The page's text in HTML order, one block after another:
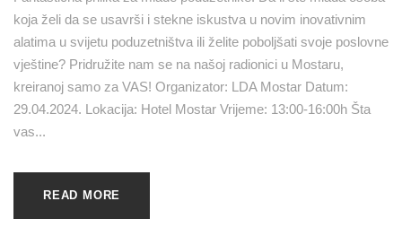
koja želi da se usavrši i stekne iskustva u novim inovativnim
alatima u svijetu poduzetništva ili želite poboljšati svoje poslovne
vještine? Pridružite nam se na našoj radionici u Mostaru,
kreiranoj samo za VAS! Organizator: LDA Mostar Datum:
29.04.2024. Lokacija: Hotel Mostar Vrijeme: 13:00-16:00h Šta
vas...
READ MORE